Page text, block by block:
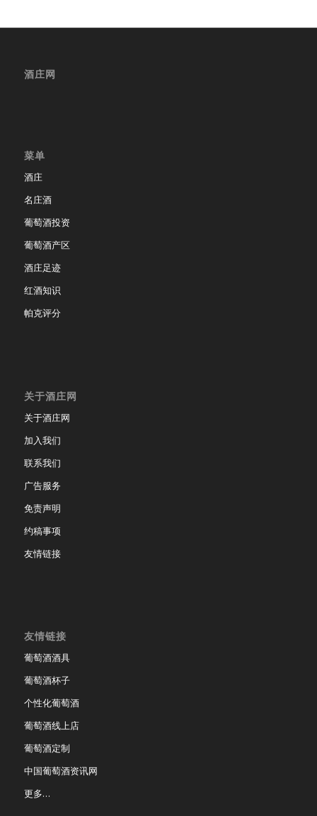
酒庄网
菜单
酒庄
名庄酒
葡萄酒投资
葡萄酒产区
酒庄足迹
红酒知识
帕克评分
关于酒庄网
关于酒庄网
加入我们
联系我们
广告服务
免责声明
约稿事项
友情链接
友情链接
葡萄酒酒具
葡萄酒杯子
个性化葡萄酒
葡萄酒线上店
葡萄酒定制
中国葡萄酒资讯网
更多…